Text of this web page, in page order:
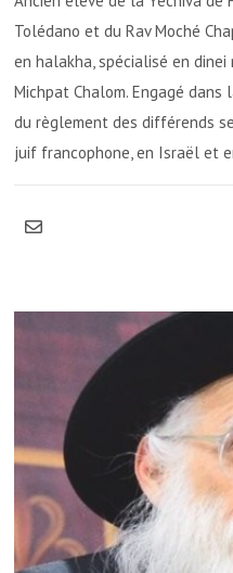
Tolédano et du Rav Moché
en halakha, spécialisé en dinei
Michpat Chalom. Engagé
du règlement des différends
juif francophone, en Israël et